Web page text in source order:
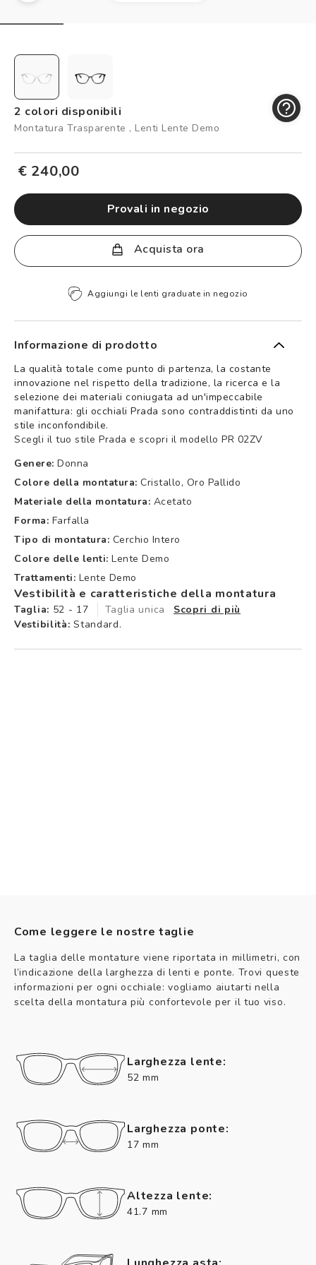
Controllo visivo
Logout
2 colori disponibili
Montatura Trasparente , Lenti Lente Demo
€ 240,00
provali in negozio
Acquista ora
Aggiungi le lenti graduate in negozio
Informazione di prodotto
La qualità totale come punto di partenza, la costante
innovazione nel rispetto della tradizione, la ricerca e la
selezione dei materiali coniugata ad un'impeccabile
manifattura: gli occhiali Prada sono contraddistinti da uno
stile inconfondibile.
Scegli il tuo stile Prada e scopri il modello PR 02ZV
Genere: Donna
Colore della montatura: Cristallo, Oro Pallido
Materiale della montatura: Acetato
Forma: Farfalla
Tipo di montatura: Cerchio Intero
Colore delle lenti: Lente Demo
Trattamenti: Lente Demo
Vestibilità e caratteristiche della montatura
Taglia: 52 - 17 Taglia unica
Scopri di più
Vestibilità: Standard.
Come leggere le nostre taglie
La taglia delle montature viene riportata in millimetri, con
l’indicazione della larghezza di lenti e ponte. Trovi queste
informazioni per ogni occhiale: vogliamo aiutarti nella
scelta della montatura più confortevole per il tuo viso.
Larghezza lente:
52 mm
Larghezza ponte:
17 mm
Altezza lente:
41.7 mm